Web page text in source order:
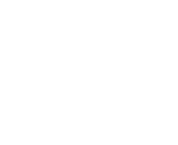
DORUČIT DO: